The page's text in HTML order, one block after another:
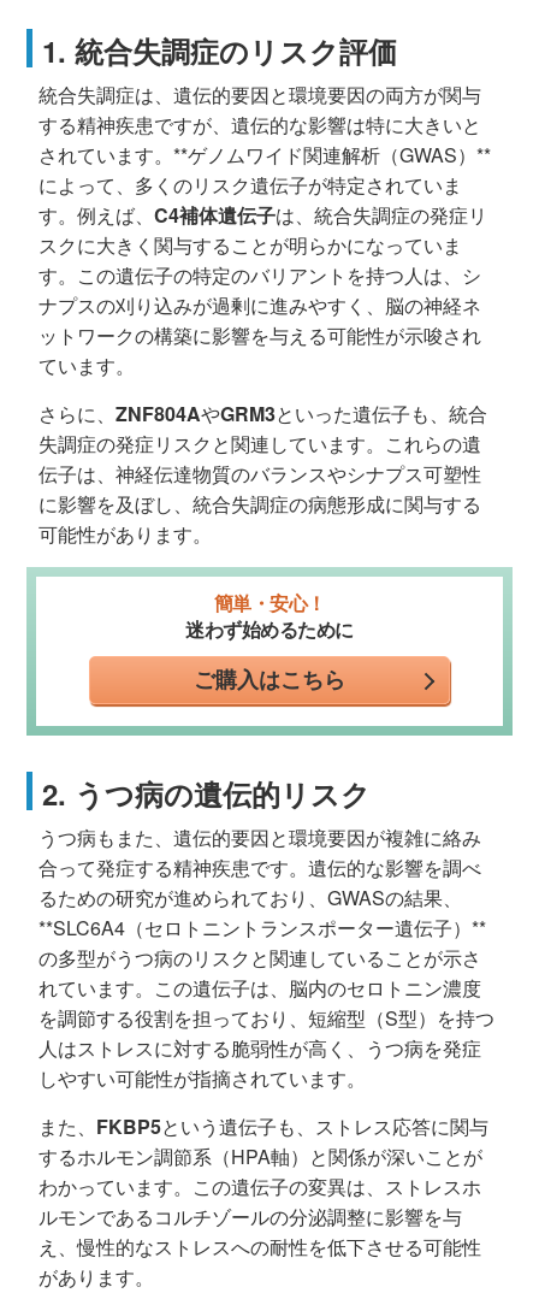
1. 統合失調症のリスク評価
統合失調症は、遺伝的要因と環境要因の両方が関与
する精神疾患ですが、遺伝的な影響は特に大きいと
されています。**ゲノムワイド関連解析（GWAS）**
によって、多くのリスク遺伝子が特定されていま
す。例えば、C4補体遺伝子は、統合失調症の発症リ
スクに大きく関与することが明らかになっていま
す。この遺伝子の特定のバリアントを持つ人は、シ
ナプスの刈り込みが過剰に進みやすく、脳の神経ネ
ットワークの構築に影響を与える可能性が示唆され
ています。
さらに、ZNF804AやGRM3といった遺伝子も、統合
失調症の発症リスクと関連しています。これらの遺
伝子は、神経伝達物質のバランスやシナプス可塑性
に影響を及ぼし、統合失調症の病態形成に関与する
可能性があります。
簡単・安心！
迷わず始めるために
ご購入はこちら
2. うつ病の遺伝的リスク
うつ病もまた、遺伝的要因と環境要因が複雑に絡み
合って発症する精神疾患です。遺伝的な影響を調べ
るための研究が進められており、GWASの結果、
**SLC6A4（セロトニントランスポーター遺伝子）**
の多型がうつ病のリスクと関連していることが示さ
れています。この遺伝子は、脳内のセロトニン濃度
を調節する役割を担っており、短縮型（S型）を持つ
人はストレスに対する脆弱性が高く、うつ病を発症
しやすい可能性が指摘されています。
また、 FKBP5という遺伝子も、ストレス応答に関与
するホルモン調節系（HPA軸）と関係が深いことが
わかっています。この遺伝子の変異は、ストレスホ
ルモンであるコルチゾールの分泌調整に影響を与
え、慢性的なストレスへの耐性を低下させる可能性
があります。